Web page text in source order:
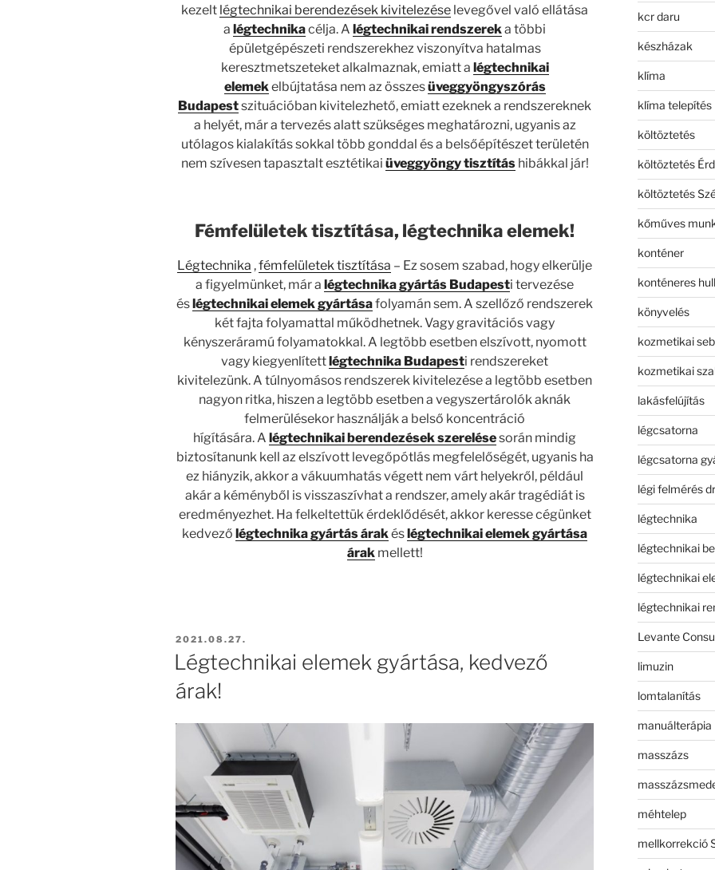
kezelt légtechnikai berendezések kivitelezése levegővel való ellátása
a légtechnikacélja. A légtechnikai rendszereka többi
épületgépészeti rendszerekhez viszonyítva hatalmas
keresztmetszeteket alkalmaznak, emiatt a légtechnikai
elemekelbújtatása nem az összesüveggyöngyszórás
Budapestszituációban kivitelezhető, emiatt ezeknek a rendszereknek
a helyét, már a tervezés alatt szükséges meghatározni, ugyanis az
utólagos kialakítás sokkal több gonddal és a belsőépítészet területén
nem szívesen tapasztalt esztétikai üveggyöngy tisztításhibákkal jár!
Fémfelületek tisztítása, légtechnika elemek!
Légtechnika ,fémfelületek tisztítása – Ez sosem szabad, hogy elkerülje
a figyelmünket, már alégtechnika gyártás Budapesti tervezése
éslégtechnikai elemek gyártásafolyamán sem. A szellőző rendszerek
két fajta folyamattal működhetnek. Vagy gravitációs vagy
kényszeráramú folyamatokkal. A legtöbb esetben elszívott, nyomott
vagy kiegyenlítettlégtechnika Budapesti rendszereket
kivitelezünk. A túlnyomásos rendszerek kivitelezése a legtöbb esetben
nagyon ritka, hiszen a legtöbb esetben a vegyszertárolók aknák
felmerülésekor használják a belső koncentráció
hígítására. Alégtechnikai berendezések szerelésesorán mindig
biztosítanunk kell az elszívott levegőpótlás megfelelőségét, ugyanis ha
ez hiányzik, akkor a vákuumhatás végett nem várt helyekről, például
akár a kéményből is visszaszívhat a rendszer, amely akár tragédiát is
eredményezhet. Ha felkeltettük érdeklődését, akkor keresse cégünket
kedvezőlégtechnika gyártás árakéslégtechnikai elemek gyártása
árakmellett!
BEKÜLDVE:
2021.08.27.
Légtechnikai elemek gyártása, kedvező
árak!
kcr daru
készházak
klíma
klíma telepítés
költöztetés
költöztetés Érd
költöztetés
kőműves
konténer
konténeres
könyvelés
kozmetikai
kozmetikai
lakásfelújítás
légcsatorna
légcsatorna
légi felmérés
légtechnika
légtechnikai
légtechnikai
légtechnikai
Levante
limuzin
lomtalanítás
manuálterápia
masszázs
méhtelep
mellkorrekció